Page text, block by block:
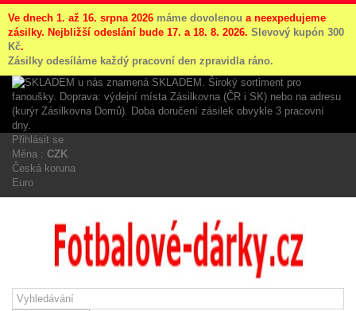
Ve dnech 1. až 16. srpna 2026 máme dovolenou a neexpedujeme
zásilky. Nejbližší odeslání bude 17. a 18. 8. 2026. Slevový kupón 300
Kč.
Zásilky odesíláme každý pracovní den zpravidla ráno.
Přihlásit se
Měna : CZK
Česká koruna
Euro